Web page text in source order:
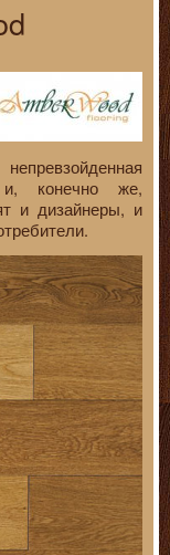
и, конечно же,
и дизайнеры, и